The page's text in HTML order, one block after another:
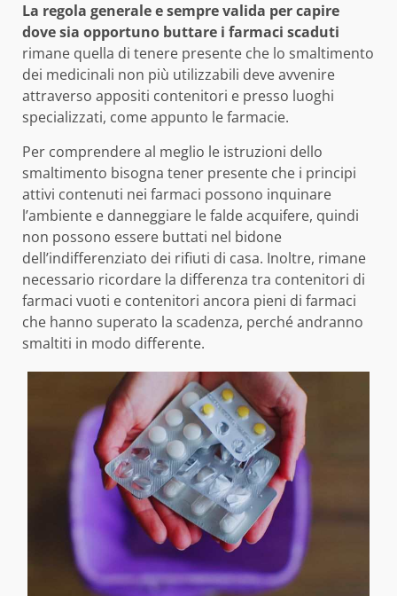
La regola generale e sempre valida per capire
dove sia opportuno buttare i farmaci scaduti
rimane quella di tenere presente che lo smaltimento
dei medicinali non più utilizzabili deve avvenire
attraverso appositi contenitori e presso luoghi
specializzati, come appunto le farmacie.
Per comprendere al meglio le istruzioni dello
smaltimento bisogna tener presente che i principi
attivi contenuti nei farmaci possono inquinare
l’ambiente e danneggiare le falde acquifere, quindi
non possono essere buttati nel bidone
dell’indifferenziato dei rifiuti di casa. Inoltre, rimane
necessario ricordare la differenza tra contenitori di
farmaci vuoti e contenitori ancora pieni di farmaci
che hanno superato la scadenza, perché andranno
smaltiti in modo differente.